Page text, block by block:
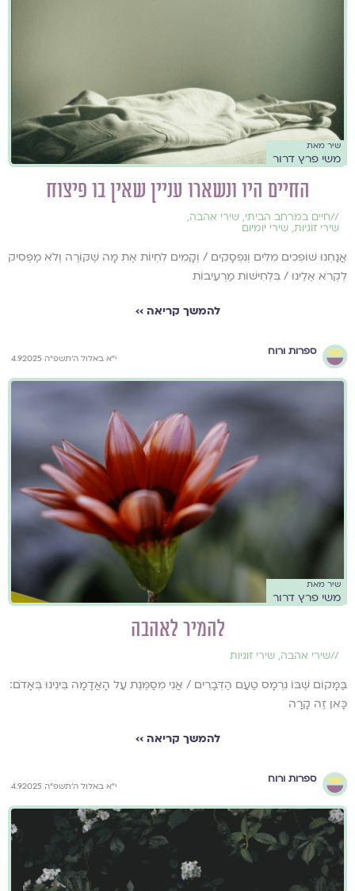
שיר מאת
משי פרץ דרור
החיים היו ונשארו עניין שאין בו פיצוח
//חיים במרחב הביתי, שירי אהבה,
שירי זוגיות, שירי יומיום
אֲנַחְנוּ שׁוֹפְכִים מִלִּים וְנִפְסָקִים / וְקָמִים לִחְיוֹת אֶת מָה שֶׁקּוֹרֶה וְלֹא מַפְסִיק
לִקְרֹא אֵלֵינוּ / בִּלְחִישׁוֹת מַרְעִיבוֹת
להמשך קריאה ››
ספרות ורוח
י״א באלול ה׳תשפ״ה 4.9.2025
שיר מאת
משי פרץ דרור
להמיר לאהבה
//שירי אהבה, שירי זוגיות
בַּמָּקוֹם שֶׁבּוֹ נִרְמָס טַעַם הַדְּבָרִים / אֲנִי מְסַמֶּנֶת עַל הָאֲדָמָה בֵּינֵינוּ בְּאָדֹם:
כָּאן זֶה קָרָה
להמשך קריאה ››
ספרות ורוח
י״א באלול ה׳תשפ״ה 4.9.2025